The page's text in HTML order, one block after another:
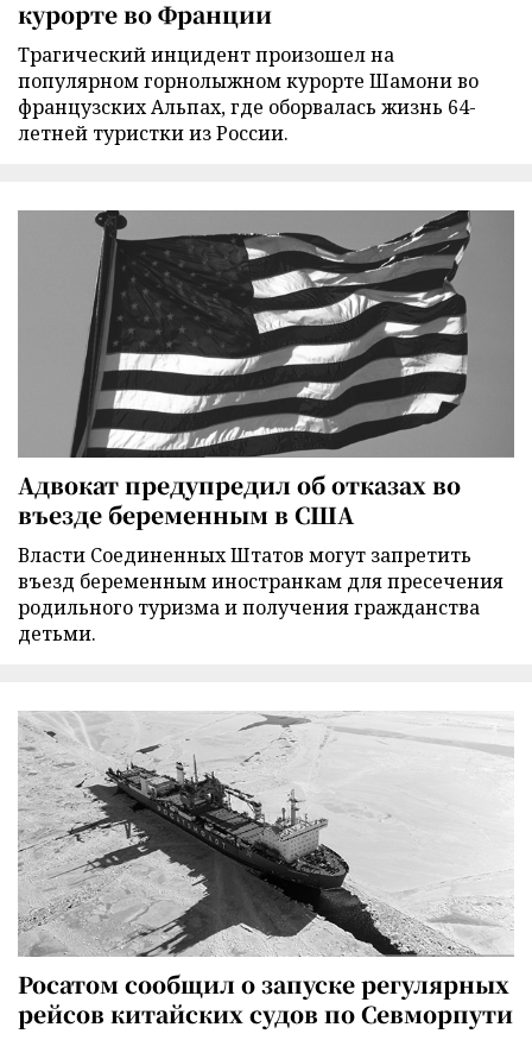
курорте во Франции
Трагический инцидент произошел на
популярном горнолыжном курорте Шамони во
французских Альпах, где оборвалась жизнь 64-
летней туристки из России.
Адвокат предупредил об отказах во
въезде беременным в США
Власти Соединенных Штатов могут запретить
въезд беременным иностранкам для пресечения
родильного туризма и получения гражданства
детьми.
Росатом сообщил о запуске регулярных
рейсов китайских судов по Севморпути